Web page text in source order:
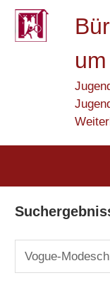
Zum
Inhalt
springen
nach: